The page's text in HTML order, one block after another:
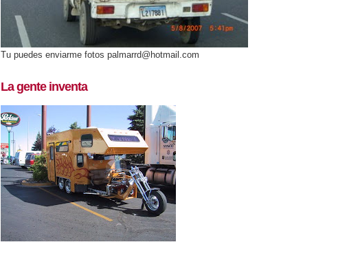
Tu puedes enviarme fotos palmarrd@hotmail.com
La gente inventa